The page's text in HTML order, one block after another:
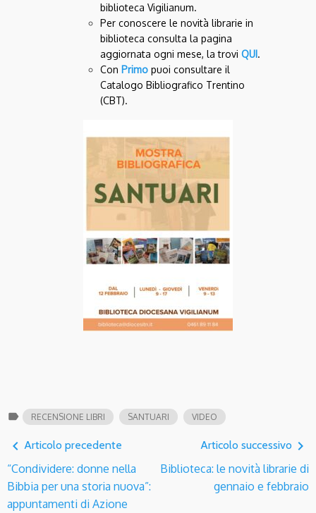
biblioteca Vigilianum.
Per conoscere le novità librarie in
biblioteca consulta la pagina
aggiornata ogni mese, la trovi QUI.
Con Primo puoi consultare il
Catalogo Bibliografico Trentino
(CBT).
label RECENSIONE LIBRI SANTUARI VIDEO
navigate_before Articolo precedente
“Condividere: donne nella
Bibbia per una storia nuova”:
appuntamenti di Azione
Articolo successivo navigate_next
Biblioteca: le novità librarie di
gennaio e febbraio